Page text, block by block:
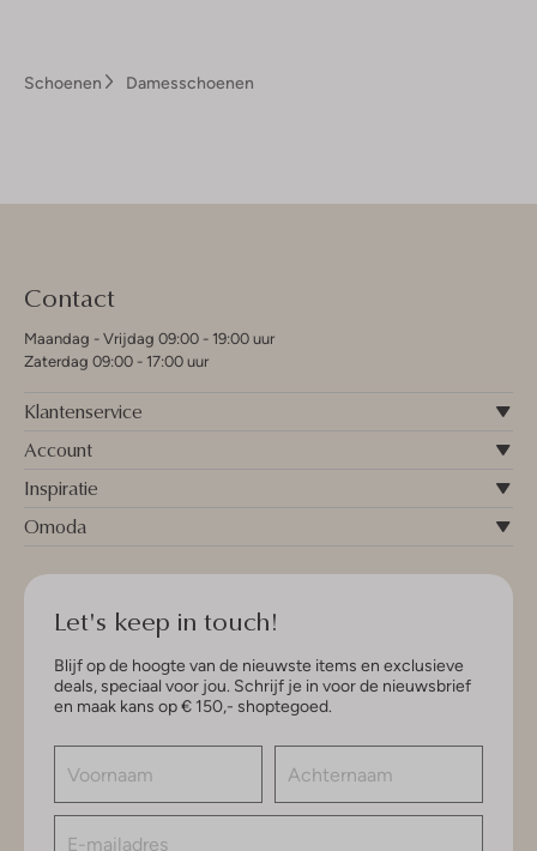
Schoenen Damesschoenen
Contact
Maandag - Vrijdag 09:00 - 19:00 uur
Zaterdag 09:00 - 17:00 uur
Klantenservice
Account
Inspiratie
Omoda
Let's keep in touch!
Blijf op de hoogte van de nieuwste items en exclusieve
deals, speciaal voor jou. Schrijf je in voor de nieuwsbrief
en maak kans op € 150,- shoptegoed.